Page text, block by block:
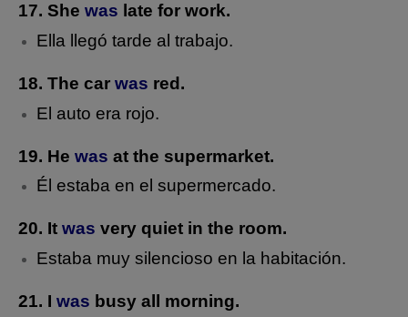
17. She was late for work.
Ella llegó tarde al trabajo.
18. The car was red.
El auto era rojo.
19. He was at the supermarket.
Él estaba en el supermercado.
20. It was very quiet in the room.
Estaba muy silencioso en la habitación.
21. I was busy all morning.